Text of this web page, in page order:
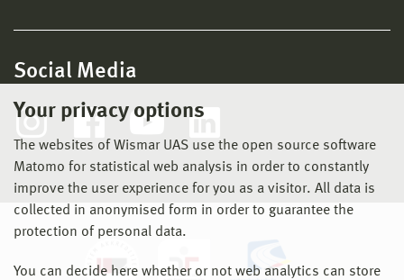
Your privacy options
The websites of Wismar UAS use the open source software
Matomo for statistical web analysis in order to constantly
improve the user experience for you as a visitor. All data is
collected in anonymised form in order to guarantee the
protection of personal data.
You can decide here whether or not web analytics can store
Social Media